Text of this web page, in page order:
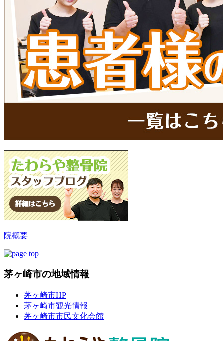
院概要
茅ヶ崎市の地域情報
茅ヶ崎市HP
茅ヶ崎市観光情報
茅ヶ崎市市民文化会館